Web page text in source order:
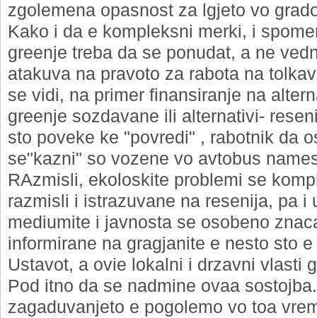
zgolemena opasnost za lgjeto vo
Kako i da e kompleksni merki, i
greenje treba da se ponudat, a ne
atakuva na pravoto za rabota na
se vidi, na primer finansiranje na
greenje sozdavane ili alternativi-
sto poveke ke "povredi" , rabotnik da
se"kazni" so vozene vo avtobus
RAzmisli, ekoloskite problemi se
razmisli i istrazuvane na resenija, pa i
mediumite i javnosta se osobeno
informirane na gragjanite e nesto sto
Ustavot, a ovie lokalni i drzavni vlasti
Pod itno da se nadmine ovaa
zagaduvanjeto e pogolemo vo toa